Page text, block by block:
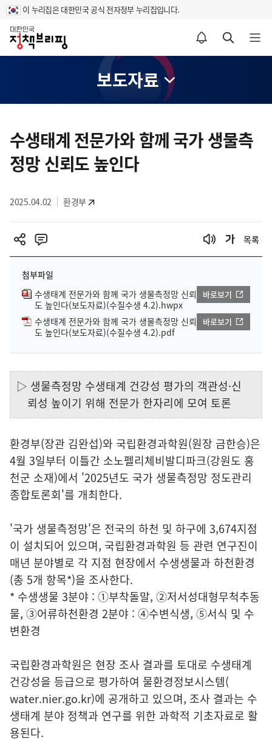
이 누리집은 대한민국 공식 전자정부 누리집입니다.
홈
알림설정 바로가기 검색 바로가기 메뉴 열기
보도자료
츠
영
수생태계 전문가와 함께 국가 생물측
정망 신뢰도 높인다
2025.04.02 환경부
목록
첨부파일
수생태계 전문가와 함께 국가 생물측정망 신뢰
도 높인다(보도자료)(수질수생 4.2).hwpx
바로보기
수생태계 전문가와 함께 국가 생물측정망 신뢰
도 높인다(보도자료)(수질수생 4.2).pdf
바로보기
▷ 생물측정망 수생태계 건강성 평가의 객관성·신
뢰성 높이기 위해 전문가 한자리에 모여 토론
환경부(장관 김완섭)와 국립환경과학원(원장 금한승)은
4월 3일부터 이틀간 소노펠리체비발디파크(강원도 홍
천군 소재)에서 '2025년도 국가 생물측정망 정도관리
종합토론회'를 개최한다.
'국가 생물측정망'은 전국의 하천 및 하구에 3,674지점
이 설치되어 있으며, 국립환경과학원 등 관련 연구진이
매년 분야별로 각 지점 현장에서 수생생물과 하천환경
(총 5개 항목*)을 조사한다.
* 수생생물 3분야 : ①부착돌말, ②저서성대형무척추동
물, ③어류하천환경 2분야 : ④수변식생, ⑤서식 및 수
변환경
국립환경과학원은 현장 조사 결과를 토대로 수생태계
건강성을 등급으로 평가하여 물환경정보시스템(
water.nier.go.kr)에 공개하고 있으며, 조사 결과는 수
생태계 분야 정책과 연구를 위한 과학적 기초자료로 활
용된다.